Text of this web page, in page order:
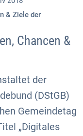
& Ziele der
Chancen &
der
(DStGB)
Gemeindetag
„Digitales